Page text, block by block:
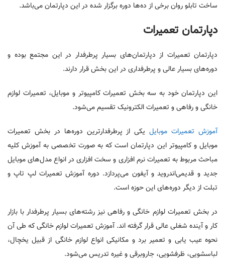
ساخت تابلو روان برخی از ده‌ها دوره برگزار شده در این دپارتمان می‌باشد.
دپارتمان تعمیرات
دپارتمان تعمیرات از دپارتمان‌های بسیار پرطرفدار در این مجتمع بوده و
دوره‌های بسیار عالی و پرطرفداری در این بخش قرار دارند.
این دپارتمان خود به سه بخش تعمیرات کامپیوتر و موبایل، تعمیرات لوازم
خانگی و رفاهی و تعمیرات الکترونیک تقسیم می‌شود.
آموزش تعمیرات موبایلیکی از پرطرفدارترین دوره‌ها در بخش تعمیرات
موبایل و کامپیوتر این دپارتمان است که به صورت تخصصی به آموزش کلیه
مباحث مربوط به تعمیرات نرم افزاری و سخت افزاری در انواع مدل‌های موبایل
جدید و قدیمی‌اندروید و آیفون می‌پردازد. دوره آموزش تعمیرات لپ تاپ و
تبلت از دیگر دوره‌های این حوزه است.
در بخش تعمیرات لوازم خانگی و رفاهی نیز رشته‌های بسیار پرطرفدار با بازار
کار و آینده شغلی عالی قرار گرفته اند. آموزش تعمیرات لوازم خانگی که طی آن
نحوه عیب یابی و تعمیر برد و مکانیکی انواع لوازم خانگی از قبیل یخچال،
لباسشویی، ظرفشویی، جاروبرقی و غیره تدریس می‌شود.